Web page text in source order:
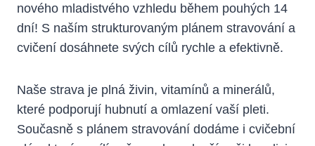
nového mladistvého vzhledu během pouhých 14
dní! S naším strukturovaným plánem stravování a
⁢cvičení dosáhnete svých cílů rychle a efektivně.
Naše strava je plná živin, vitamínů a minerálů,
které podporují hubnutí ‌a omlazení vaší pleti.⁣
Současně s ⁢plánem stravování dodáme i cvičební